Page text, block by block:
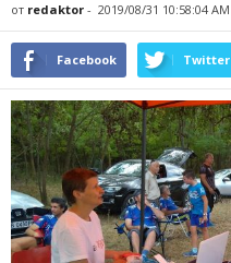
от redaktor - 2019/08/31 10:58:04 AM
Facebook Twitter